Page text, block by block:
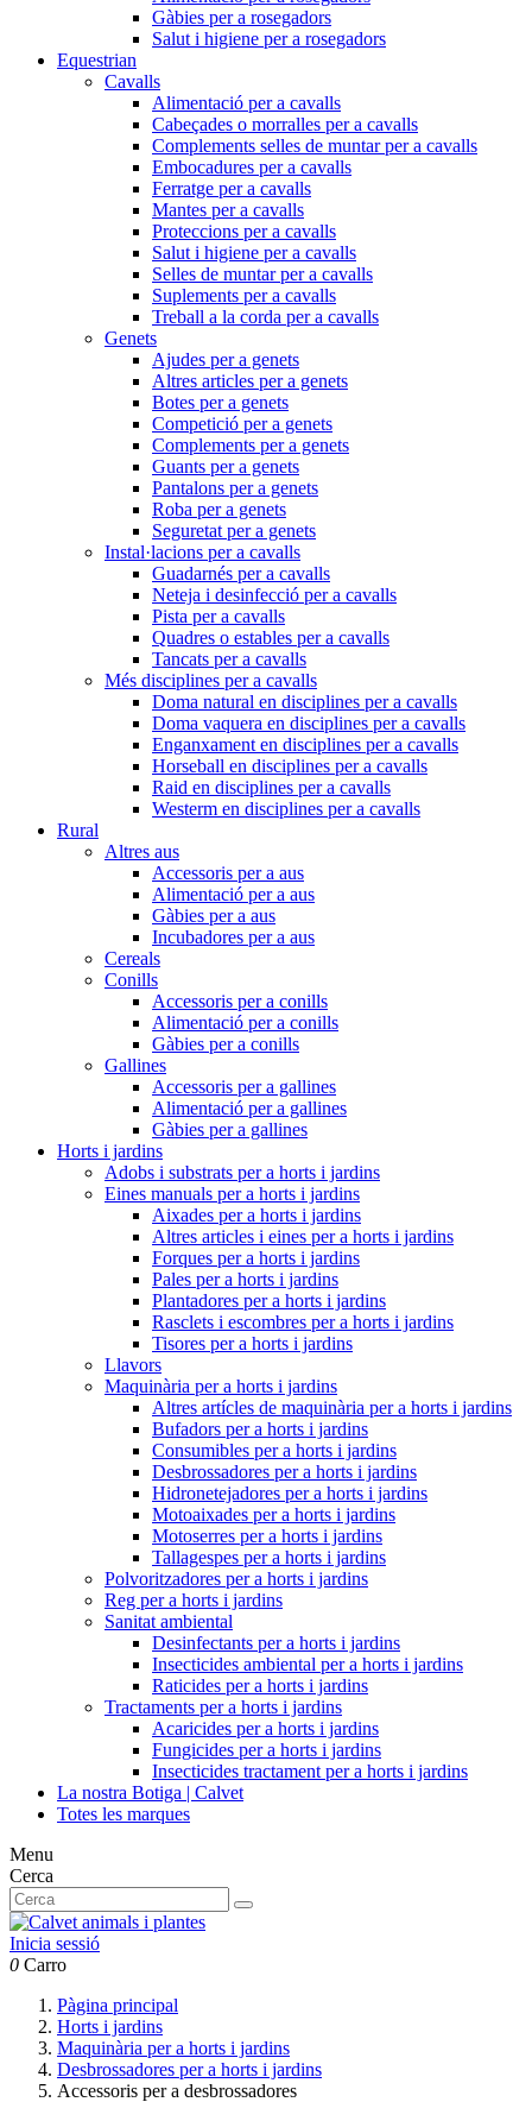
Gàbies per a rosegadors
Salut i higiene per a rosegadors
Equestrian
Cavalls
Alimentació per a cavalls
Cabeçades o morralles per a cavalls
Complements selles de muntar per a cavalls
Embocadures per a cavalls
Ferratge per a cavalls
Mantes per a cavalls
Proteccions per a cavalls
Salut i higiene per a cavalls
Selles de muntar per a cavalls
Suplements per a cavalls
Treball a la corda per a cavalls
Genets
Ajudes per a genets
Altres articles per a genets
Botes per a genets
Competició per a genets
Complements per a genets
Guants per a genets
Pantalons per a genets
Roba per a genets
Seguretat per a genets
Instal·lacions per a cavalls
Guadarnés per a cavalls
Neteja i desinfecció per a cavalls
Pista per a cavalls
Quadres o estables per a cavalls
Tancats per a cavalls
Més disciplines per a cavalls
Doma natural en disciplines per a cavalls
Doma vaquera en disciplines per a cavalls
Enganxament en disciplines per a cavalls
Horseball en disciplines per a cavalls
Raid en disciplines per a cavalls
Westerm en disciplines per a cavalls
Rural
Altres aus
Accessoris per a aus
Alimentació per a aus
Gàbies per a aus
Incubadores per a aus
Cereals
Conills
Accessoris per a conills
Alimentació per a conills
Gàbies per a conills
Gallines
Accessoris per a gallines
Alimentació per a gallines
Gàbies per a gallines
Horts i jardins
Adobs i substrats per a horts i jardins
Eines manuals per a horts i jardins
Aixades per a horts i jardins
Altres articles i eines per a horts i jardins
Forques per a horts i jardins
Pales per a horts i jardins
Plantadores per a horts i jardins
Rasclets i escombres per a horts i jardins
Tisores per a horts i jardins
Llavors
Maquinària per a horts i jardins
Altres artícles de maquinària per a horts i jardins
Bufadors per a horts i jardins
Consumibles per a horts i jardins
Desbrossadores per a horts i jardins
Hidronetejadores per a horts i jardins
Motoaixades per a horts i jardins
Motoserres per a horts i jardins
Tallagespes per a horts i jardins
Polvoritzadores per a horts i jardins
Reg per a horts i jardins
Sanitat ambiental
Desinfectants per a horts i jardins
Insecticides ambiental per a horts i jardins
Raticides per a horts i jardins
Tractaments per a horts i jardins
Acaricides per a horts i jardins
Fungicides per a horts i jardins
Insecticides tractament per a horts i jardins
La nostra Botiga | Calvet
Totes les marques
Menu
Cerca
Inicia sessió
0 Carro
Pàgina principal
Horts i jardins
Maquinària per a horts i jardins
Desbrossadores per a horts i jardins
Accessoris per a desbrossadores